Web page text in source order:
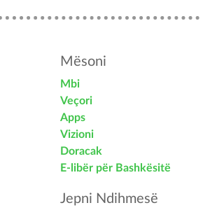
Mësoni
Mbi
Veçori
Apps
Vizioni
Doracak
E-libër për Bashkësitë
Jepni Ndihmesë